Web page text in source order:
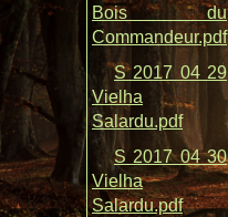
Bois du
Commandeur.pdf
S 2017 04 29
Vielha
Salardu.pdf
S 2017 04 30
Vielha
Salardu.pdf